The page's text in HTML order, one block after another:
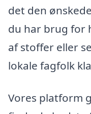
det den
du har brug for
af stoffer eller
lokale fagfolk
Vores platform